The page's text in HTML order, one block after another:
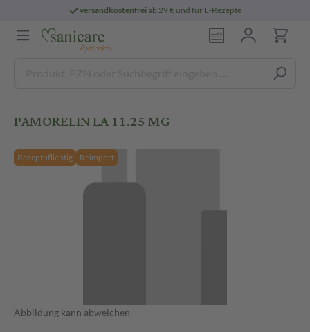
versandkostenfreiab 29 € und für E-Rezepte
PAMORELIN LA 11.25 MG
Rezeptpflichtig Reimport
Abbildung kann abweichen